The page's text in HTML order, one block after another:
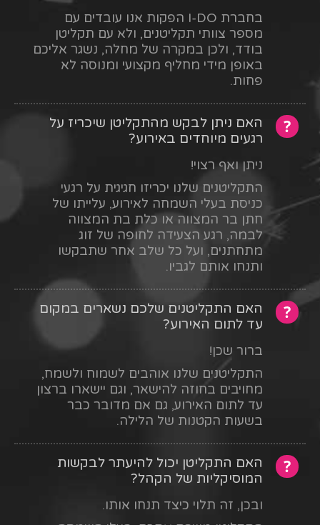
בחברת I-DO הפקות אנו עובדים עם
מספר צוותי תקליטנים, ולא עם תקליטן
בודד, ולכן במקרה של מחלה, נשגר אליכם
באופן מידי מחליף מקצועי ומנוסה לא
פחות.
האם ניתן לבקש מהתקליטן שיכריז על
רגעים מיוחדים באירוע?
ניתן ואף רצוי!
התקליטנים שלנו יכריזו חגיגית על רגעי
כניסת בעלי השמחה לאירוע, עלייתו של
חתן בר המצווה או כלת בת המצווה
לבמה, רגע הצעידה לחופה של זוג
מתחתנים, ועל כל שלב אחר שתבקשו
ותנחו אותם לגביו.
האם התקליטנים שלכם נשארים במקום
עד לתום האירוע?
ברור שכן!
התקליטנים שלנו אוהבים לשמוח ולשמח,
מחויבים בחוזה להישאר, וגם יישארו ברצון
עד לתום האירוע, גם אם מדובר כבר
בשעות הקטנות של הלילה.
האם התקליטן יכול להיעתר לבקשות
המוסיקליות של הקהל?
ובכן, זה תלוי כיצד תנחו אותו.